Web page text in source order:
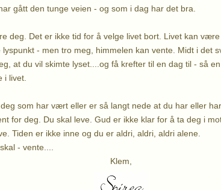
gått den tunge veien - og som i dag har det bra.
deg. Det er ikke tid for å velge livet bort. Livet kan
- men tro meg, himmelen kan vente. Midt i det
at du vil skimte lyset....og få krefter til en dag til - så
i livet.
som har vært eller er så langt nede at du har eller
for deg. Du skal leve. Gud er ikke klar for å ta deg i
Tiden er ikke inne og du er aldri, aldri, aldri alene.
- vente....